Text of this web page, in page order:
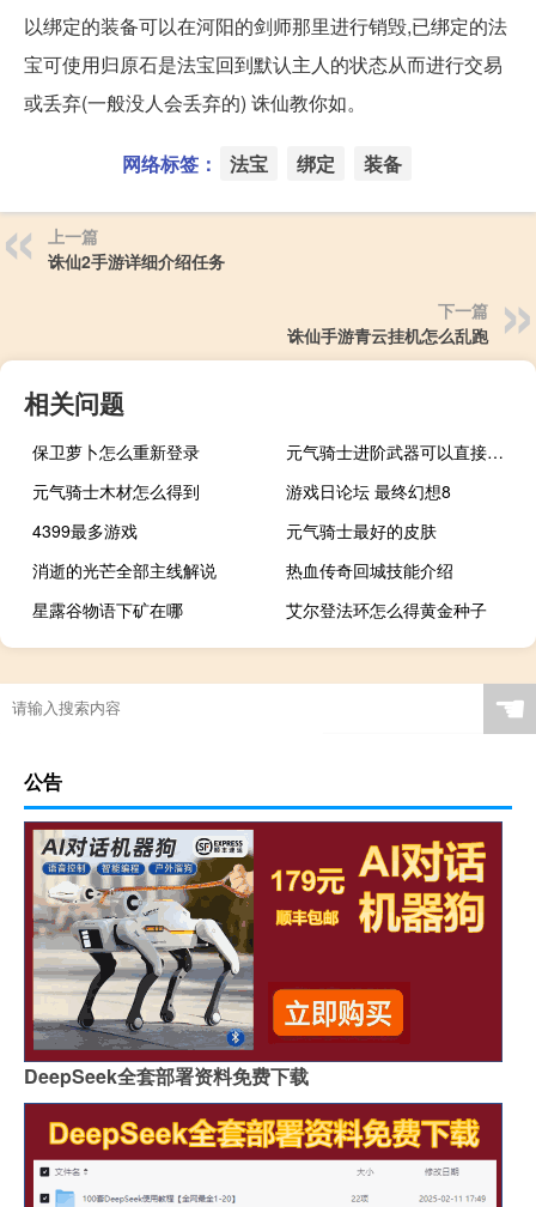
以绑定的装备可以在河阳的剑师那里进行销毁,已绑定的法
宝可使用归原石是法宝回到默认主人的状态从而进行交易
或丢弃(一般没人会丢弃的) 诛仙教你如。
网络标签： 法宝 绑定 装备
上一篇
诛仙2手游详细介绍任务
下一篇
诛仙手游青云挂机怎么乱跑
相关问题
保卫萝卜怎么重新登录
元气骑士进阶武器可以直接打造吗
元气骑士木材怎么得到
游戏日论坛 最终幻想8
4399最多游戏
元气骑士最好的皮肤
消逝的光芒全部主线解说
热血传奇回城技能介绍
星露谷物语下矿在哪
艾尔登法环怎么得黄金种子
☚
公告
DeepSeek全套部署资料免费下载